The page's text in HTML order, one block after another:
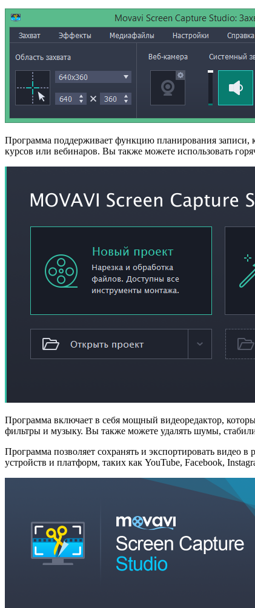
Программа поддерживает функцию планирования записи,
курсов или вебинаров. Вы также можете использовать
Программа включает в себя мощный видеоредактор,
фильтры и музыку. Вы также можете удалять шумы,
Программа позволяет сохранять и экспортировать
устройств и платформ, таких как YouTube, Facebook,